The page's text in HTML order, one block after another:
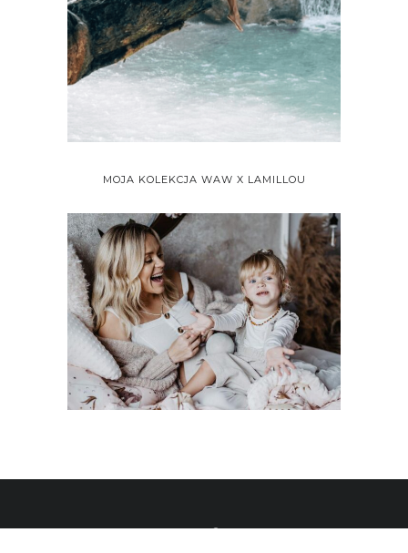
MOJA KOLEKCJA WAW X LAMILLOU